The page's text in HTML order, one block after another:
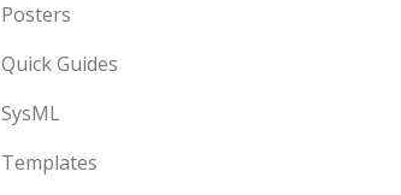
Posters
Quick Guides
SysML
Templates